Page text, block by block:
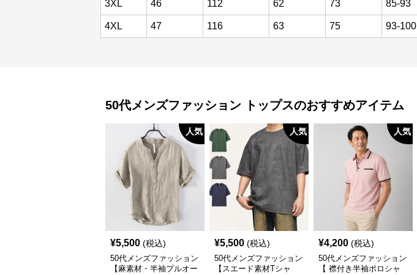
3XL 46 112 62 73 85-93
4XL 47 116 63 75 93-100
50代メンズファッション トップスのおすすめアイテム
人気
¥5,500 (税込)
50代メンズファッション
【麻素材・半袖プルオー
人気
¥5,500 (税込)
50代メンズファッション
【スエード素材Tシャ
人気
¥4,200 (税込)
50代メンズファッション
【 襟付き半袖ポロシャ